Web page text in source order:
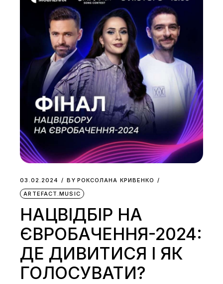
03.02.2024 BY РОКСОЛАНА КРИВЕНКО
ARTEFACT.MUSIC
НАЦВІДБІР НА
ЄВРОБАЧЕННЯ-2024:
ДЕ ДИВИТИСЯ І ЯК
ГОЛОСУВАТИ?